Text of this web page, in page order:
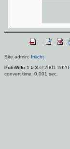
Site admin: Irrlicht
PukiWiki 1.5.3 © 2001-2020
convert time: 0.001 sec.